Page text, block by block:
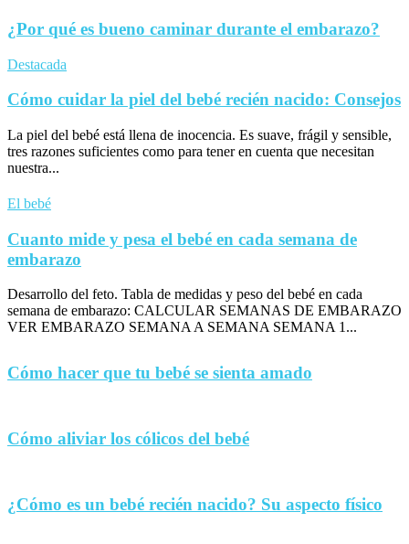
¿Por qué es bueno caminar durante el embarazo?
Destacada
Cómo cuidar la piel del bebé recién nacido: Consejos
La piel del bebé está llena de inocencia. Es suave, frágil y sensible,
tres razones suficientes como para tener en cuenta que necesitan
nuestra...
El bebé
Cuanto mide y pesa el bebé en cada semana de
embarazo
Desarrollo del feto. Tabla de medidas y peso del bebé en cada
semana de embarazo: CALCULAR SEMANAS DE EMBARAZO
VER EMBARAZO SEMANA A SEMANA SEMANA 1...
Cómo hacer que tu bebé se sienta amado
Cómo aliviar los cólicos del bebé
¿Cómo es un bebé recién nacido? Su aspecto físico